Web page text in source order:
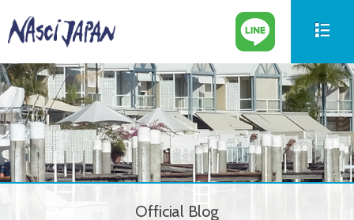
New Boat
新艇情報
Used Boat
中古艇情報
Parts
パーツ情報
Official Blog